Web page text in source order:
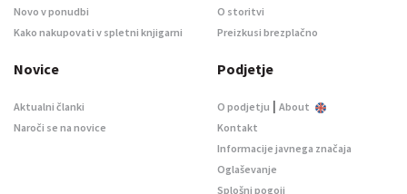
Novo v ponudbi
Kako nakupovati v spletni knjigarni
O storitvi
Preizkusi brezplačno
Novice
Aktualni članki
Naroči se na novice
Podjetje
O podjetju | About
Kontakt
Informacije javnega značaja
Oglaševanje
Splošni pogoji